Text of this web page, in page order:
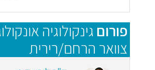
פורוםגינקולוגיה
צוואר הרחם/רירית
הרחם/שחלות/סרטן